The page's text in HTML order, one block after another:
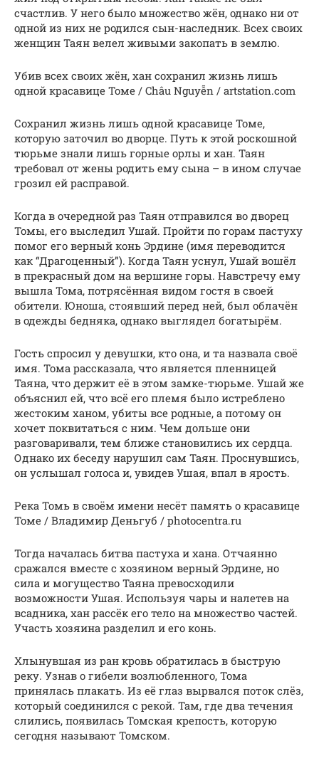
счастлив. У него было множество жён, однако ни от
одной из них не родился сын-наследник. Всех своих
женщин Таян велел живыми закопать в землю.
Убив всех своих жён, хан сохранил жизнь лишь
одной красавице Томе / Châu Nguyễn / artstation.com
Сохранил жизнь лишь одной красавице Томе,
которую заточил во дворце. Путь к этой роскошной
тюрьме знали лишь горные орлы и хан. Таян
требовал от жены родить ему сына – в ином случае
грозил ей расправой.
Когда в очередной раз Таян отправился во дворец
Томы, его выследил Ушай. Пройти по горам пастуху
помог его верный конь Эрдине (имя переводится
как “Драгоценный”). Когда Таян уснул, Ушай вошёл
в прекрасный дом на вершине горы. Навстречу ему
вышла Тома, потрясённая видом гостя в своей
обители. Юноша, стоявший перед ней, был облачён
в одежды бедняка, однако выглядел богатырём.
Гость спросил у девушки, кто она, и та назвала своё
имя. Тома рассказала, что является пленницей
Таяна, что держит её в этом замке-тюрьме. Ушай же
объяснил ей, что всё его племя было истреблено
жестоким ханом, убиты все родные, а потому он
хочет поквитаться с ним. Чем дольше они
разговаривали, тем ближе становились их сердца.
Однако их беседу нарушил сам Таян. Проснувшись,
он услышал голоса и, увидев Ушая, впал в ярость.
Река Томь в своём имени несёт память о красавице
Томе / Владимир Деньгуб / photocentra.ru
Тогда началась битва пастуха и хана. Отчаянно
сражался вместе с хозяином верный Эрдине, но
сила и могущество Таяна превосходили
возможности Ушая. Используя чары и налетев на
всадника, хан рассёк его тело на множество частей.
Участь хозяина разделил и его конь.
Хлынувшая из ран кровь обратилась в быструю
реку. Узнав о гибели возлюбленного, Тома
принялась плакать. Из её глаз вырвался поток слёз,
который соединился с рекой. Там, где два течения
слились, появилась Томская крепость, которую
сегодня называют Томском.